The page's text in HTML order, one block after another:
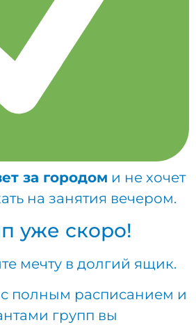
за городом и не хочет
на занятия вечером.
уже скоро!
мечту в долгий ящик.
полным расписанием и
групп вы